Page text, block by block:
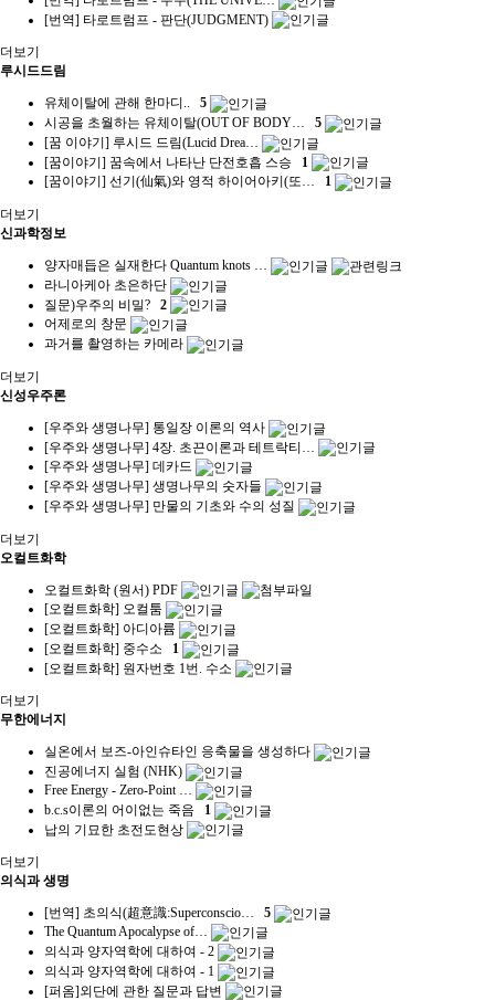
[번역] 타로트럼프 - 판단(JUDGMENT)
더보기
루시드드림
유체이탈에 관해 한마디..
5
시공을 초월하는 유체이탈(OUT OF BODY…
5
[꿈 이야기] 루시드 드림(Lucid Drea…
[꿈이야기] 꿈속에서 나타난 단전호흡 스승
1
[꿈이야기] 선기(仙氣)와 영적 하이어아키(또…
1
더보기
신과학정보
양자매듭은 실재한다 Quantum knots …
라니아케아 초은하단
질문)우주의 비밀?
2
어제로의 창문
과거를 촬영하는 카메라
더보기
신성우주론
[우주와 생명나무] 통일장 이론의 역사
[우주와 생명나무] 4장. 초끈이론과 테트락티…
[우주와 생명나무] 데카드
[우주와 생명나무] 생명나무의 숫자들
[우주와 생명나무] 만물의 기초와 수의 성질
더보기
오컬트화학
오컬트화학 (원서) PDF
[오컬트화학] 오컬툼
[오컬트화학] 아디아륨
[오컬트화학] 중수소
1
[오컬트화학] 원자번호 1번. 수소
더보기
무한에너지
실온에서 보즈-아인슈타인 응축물을 생성하다
진공에너지 실험 (NHK)
Free Energy - Zero-Point …
b.c.s이론의 어이없는 죽음
1
납의 기묘한 초전도현상
더보기
의식과 생명
[번역] 초의식(超意識:Superconscio…
5
The Quantum Apocalypse of…
의식과 양자역학에 대하여 - 2
의식과 양자역학에 대하여 - 1
[퍼옴]외단에 관한 질문과 답변